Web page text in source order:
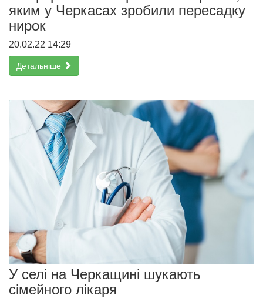
яким у Черкасах зробили пересадку
нирок
20.02.22 14:29
Детальніше
У селі на Черкащині шукають
сімейного лікаря